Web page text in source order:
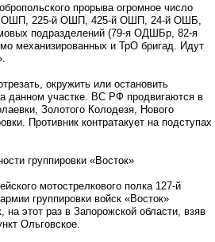
прорыва огромное число
ОШП, 225-й ОШП, 425-й ОШП, 24-й ОШБ,
подразделений (79-я ОДШБр, 82-я
и ТрО бригад. Идут
окружить или остановить
данном участке. ВС РФ продвигаются в
Золотого Колодезя, Нового
Противник контратакует на подступах
группировки «Восток»
мотострелкового полка 127-й
группировки войск «Восток»
этот раз в Запорожской области, взяв
Ольговское.